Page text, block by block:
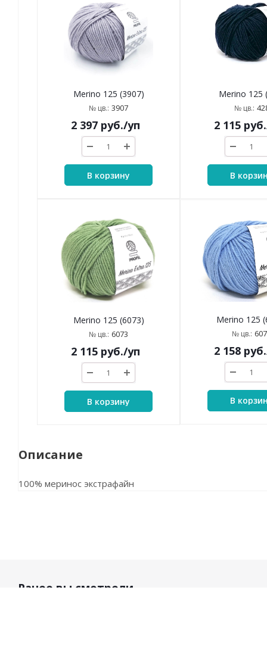
Merino 125 (3907)
№ цв.: 3907
2 397 руб./уп
В корзину
Merino 125
№ цв.:
2 115 руб.
В
Merino 125 (6073)
№ цв.: 6073
2 115 руб./уп
В корзину
Merino 125
№ цв.:
2 158 руб.
В
Описание
100% меринос экстрафайн
Ранее вы смотрели